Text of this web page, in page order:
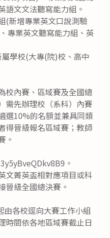
語文文法聽寫能力組。
(新增專業英文口說測驗
專業英文聽寫能力組、英
學校(大專(院)校、高中
校內賽、區域賽及全國總
需先辦理校（系科）內賽
選10%的名額並兼具同類
得晉級報名區域賽；教師
。
。
文菁英盃相對應項目或科
晉級全國總決賽。
由各校逕向大賽工作小組
時間依各地區域賽截止日